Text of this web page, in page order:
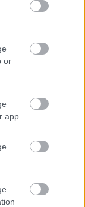
or
app.
00:34:50
mandi
batterie,